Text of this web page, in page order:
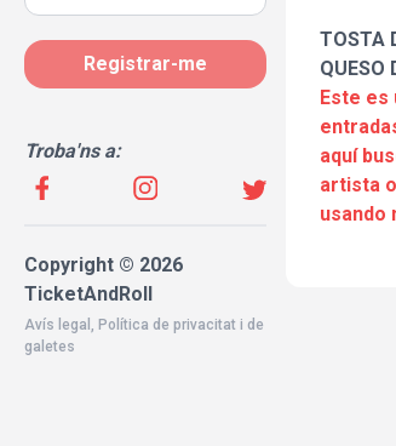
Registrar-me
Troba'ns a:
Copyright © 2026
TicketAndRoll
Avís legal , Política de privacitat i de
galetes
TOSTA
QUESO
Este es
aquí
artista
usando